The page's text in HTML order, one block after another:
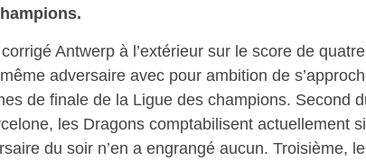
Antwerp à l’extérieur sur le score de
adversaire avec pour ambition de
de finale de la Ligue des champions. Second
les Dragons comptabilisent actuellement
du soir n’en a engrangé aucun. Troisième, le